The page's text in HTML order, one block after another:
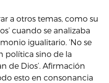
a otros temas, como su
cuando se analizaba
igualitario. ‘No se
política sino de la
de Dios’. Afirmación
esto en consonancia